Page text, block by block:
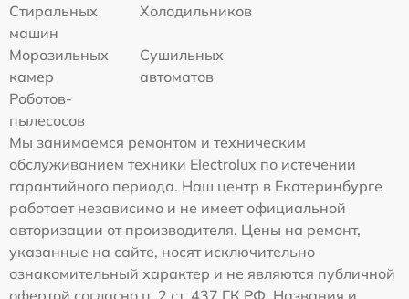
Стиральных
машин
Холодильников
Морозильных
камер
Сушильных
автоматов
Роботов-
пылесосов
Мы занимаемся ремонтом и техническим
обслуживанием техники Electrolux по истечении
гарантийного периода. Наш центр в Екатеринбурге
работает независимо и не имеет официальной
авторизации от производителя. Цены на ремонт,
указанные на сайте, носят исключительно
ознакомительный характер и не являются публичной